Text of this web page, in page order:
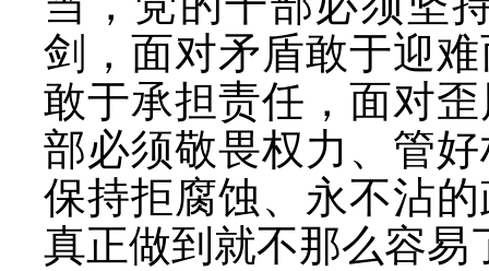
剑，面对矛盾敢于迎
敢于承担责任，面对
部必须敬畏权力、管
保持拒腐蚀、永不沾
真正做到就不那么容易